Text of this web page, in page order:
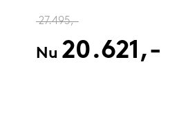
27.495,-
Nu 20.621,-